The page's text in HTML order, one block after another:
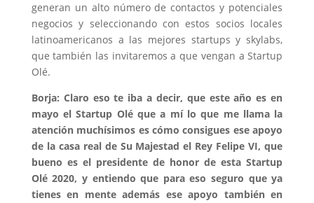
generan un alto número de contactos y potenciales
negocios y seleccionando con estos socios locales
latinoamericanos a las mejores startups y skylabs,
que también las invitaremos a que vengan a Startup
Olé.
Borja: Claro eso te iba a decir, que este año es en
mayo el Startup Olé que a mí lo que me llama la
atención muchísimos es cómo consigues ese apoyo
de la casa real de Su Majestad el Rey Felipe VI, que
bueno es el presidente de honor de esta Startup
Olé 2020, y entiendo que para eso seguro que ya
tienes en mente además ese apoyo también en